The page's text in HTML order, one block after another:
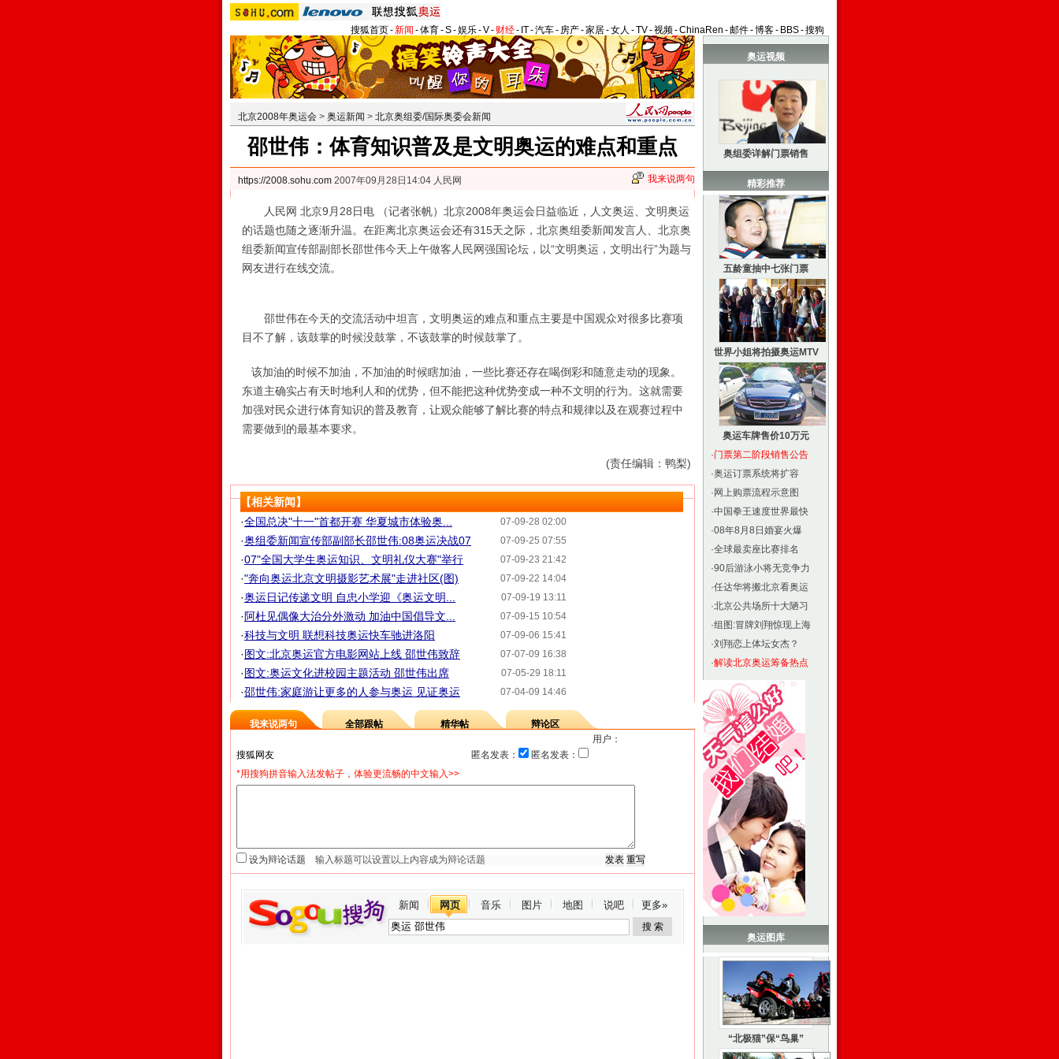
搜狐首页-新闻 -体育-S-娱乐-V- 财经- IT-汽车- 房产-家居-女人 -TV-视频-ChinaRen -邮件-博客- BBS-搜狗
北京2008年奥运会 > 奥运新闻 > 北京奥组委/国际奥委会新闻
邵世伟：体育知识普及是文明奥运的难点和重点
https://2008.sohu.com 2007年09月28日14:04 人民网 我来说两句
人民网 北京9月28日电 （记者张帆）北京2008年奥运会日益临近，人文奥运、文明奥运
的话题也随之逐渐升温。在距离北京奥运会还有315天之际，北京奥组委新闻发言人、北京奥
组委新闻宣传部副部长邵世伟今天上午做客人民网强国论坛，以“文明奥运，文明出行”为题与
网友进行在线交流。
邵世伟在今天的交流活动中坦言，文明奥运的难点和重点主要是中国观众对很多比赛项
目不了解，该鼓掌的时候没鼓掌，不该鼓掌的时候鼓掌了。
该加油的时候不加油，不加油的时候瞎加油，一些比赛还存在喝倒彩和随意走动的现象。
东道主确实占有天时地利人和的优势，但不能把这种优势变成一种不文明的行为。这就需要
加强对民众进行体育知识的普及教育，让观众能够了解比赛的特点和规律以及在观赛过程中
需要做到的最基本要求。
(责任编辑：鸭梨)
【相关新闻】
07-09-28 02:00
·全国总决"十一"首都开赛 华夏城市体验奥...
07-09-25 07:55
·奥组委新闻宣传部副部长邵世伟:08奥运决战07
07-09-23 21:42
·07"全国大学生奥运知识、文明礼仪大赛"举行
07-09-22 14:04
·"奔向奥运北京文明摄影艺术展"走进社区(图)
07-09-19 13:11
·奥运日记传递文明 自忠小学迎《奥运文明...
07-09-15 10:54
· 阿杜见偶像大治分外激动 加油中国倡导文...
07-09-06 15:41
·科技与文明 联想科技奥运快车驰进洛阳
07-07-09 16:38
·图文:北京奥运官方电影网站上线 邵世伟致辞
07-05-29 18:11
·图文:奥运文化进校园主题活动 邵世伟出席
07-04-09 14:46
·邵世伟:家庭游让更多的人参与奥运 见证奥运
我来说两句 全部跟帖 精华帖
辩论区
用户：
匿名发表：
匿名发表：
*用搜狗拼音输入法发帖子，体验更流畅的中文输入>>
设为辩论话题
新闻 网页 音乐 图片 地图 说吧 更多»
奥运视频
奥组委详解门票销售
精彩推荐
五龄童抽中七张门票
世界小姐将拍摄奥运MTV
奥运车牌售价10万元
·门票第二阶段销售公告
·奥运订票系统将扩容
· 网上购票流程示意图
·中国拳王速度世界最快
·08年8月8日婚宴火爆
·全球最卖座比赛排名
·90后游泳小将无竞争力
·任达华将搬北京看奥运
·北京公共场所十大陋习
·组图:冒牌刘翔惊现上海
·刘翔恋上体坛女杰？
·解读北京奥运筹备热点
奥运图库
“北极猫”保“鸟巢”